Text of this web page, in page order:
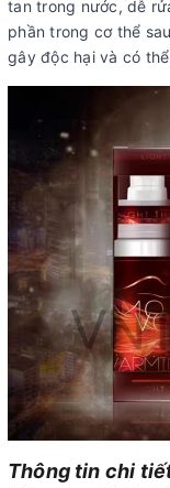
tan trong nước, dễ
phần trong cơ thể
gây độc hại và có
Thông tin chi